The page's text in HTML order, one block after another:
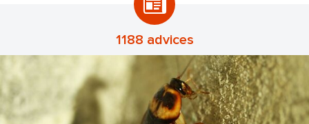
līgumi ar sporta kompleksiem
peļu iznīcināšana
žurku iznīcināšana
grauzēju iznīcināšana
prusaku iznīcināšana
tarakānu iznīcināšana
blusu iznīcināšana
mušu iznīcināšana
skudru iznīcināšana
1188 advices